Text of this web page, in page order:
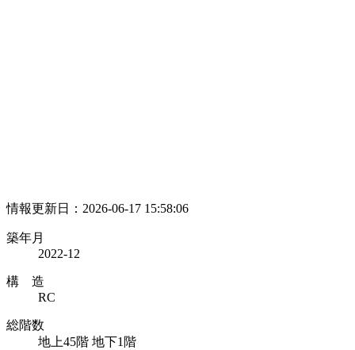
情報更新日：2026-06-17 15:58:06
築年月
2022-12
構 造
RC
総階数
地上45階 地下1階